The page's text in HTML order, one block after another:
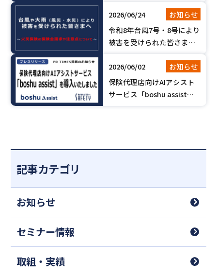
点について】
2026/06/24
お知らせ
令和8年台風7号・8号により
被害を受けられた皆さまへ
注意点について】
2026/06/02
お知らせ
保険代理店向けAIアシスト
サービス「boshu assist」
記事カテゴリ
お知らせ
セミナー情報
取組・実績